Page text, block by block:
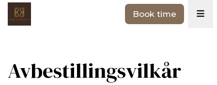
Book time
Avbestillingsvilkår